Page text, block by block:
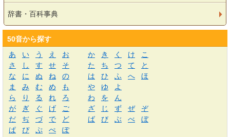
辞書・百科事典
50音から探す
あ
い う え お か き く け
こ
さ
し す せ そ た ち つ て
と
な
に ぬ ね の は ひ ふ へ
ほ
ま
み む め も や ゆ
よ
ら
り る れ ろ わ を
ん
が
ぎ ぐ げ ご ざ じ ず ぜ
ぞ
だ
ぢ づ で ど ば び ぶ べ
ぼ
ぱ
ぴ ぷ ぺ ぽ